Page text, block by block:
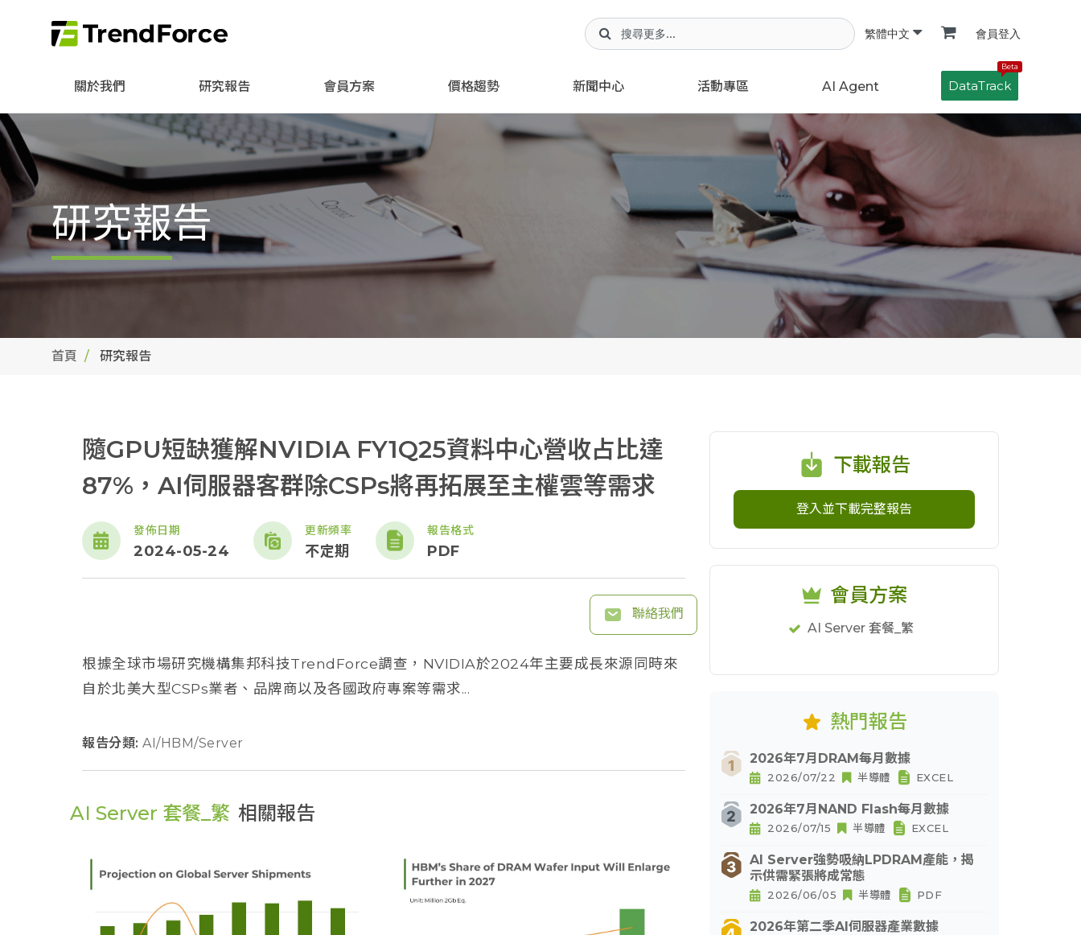
繁體中文 會員登入
關於我們 研究報告 會員方案 價格趨勢 新聞中心 活動專區 AI Agent
Beta
DataTrack
研究報告
首頁 研究報告
隨GPU短缺獲解NVIDIA FY1Q25資料中心營收占比達
87%，AI伺服器客群除CSPs將再拓展至主權雲等需求
發佈日期
2024-05-24
更新頻率
不定期
報告格式
PDF
聯絡我們
根據全球市場研究機構集邦科技TrendForce調查，NVIDIA於2024年主要成長來源同時來
自於北美大型CSPs業者、品牌商以及各國政府專案等需求...
報告分類: AI/HBM/Server
AI Server 套餐_繁 相關報告
下載報告
登入並下載完整報告
會員方案
AI Server 套餐_繁
熱門報告
2026年7月DRAM每月數據
2026/07/22 半導體 EXCEL
2026年7月NAND Flash每月數據
2026/07/15 半導體 EXCEL
AI Server強勢吸納LPDRAM產能，揭
示供需緊張將成常態
2026/06/05 半導體 PDF
2026年第二季AI伺服器產業數據